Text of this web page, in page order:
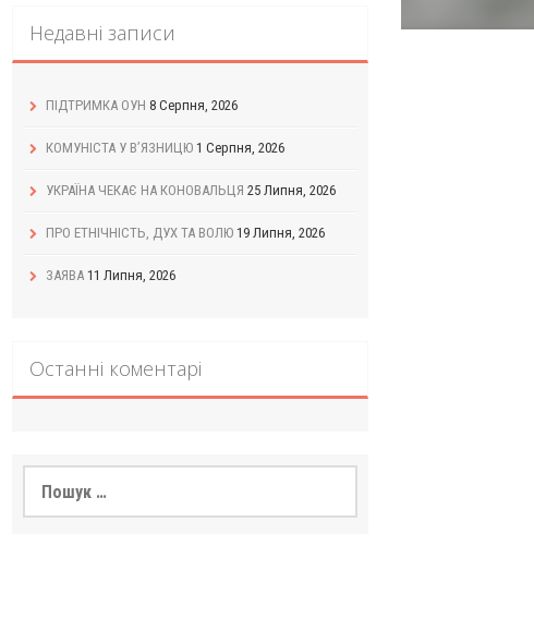
Недавні записи
ПІДТРИМКА ОУН 8 Серпня, 2026
КОМУНІСТА У В’ЯЗНИЦЮ 1 Серпня, 2026
УКРАЇНА ЧЕКАЄ НА КОНОВАЛЬЦЯ 25 Липня, 2026
ПРО ЕТНІЧНІСТЬ, ДУХ ТА ВОЛЮ 19 Липня, 2026
ЗАЯВА 11 Липня, 2026
Останні коментарі